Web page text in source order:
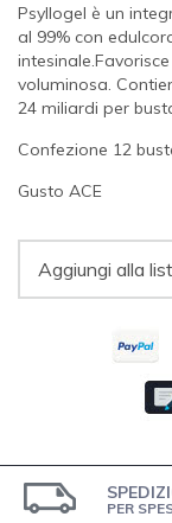
Psyllogel è un
al 99% con
voluminosa.
24 miliardi per
Confezione 12
Gusto ACE
Aggiungi alla
PER